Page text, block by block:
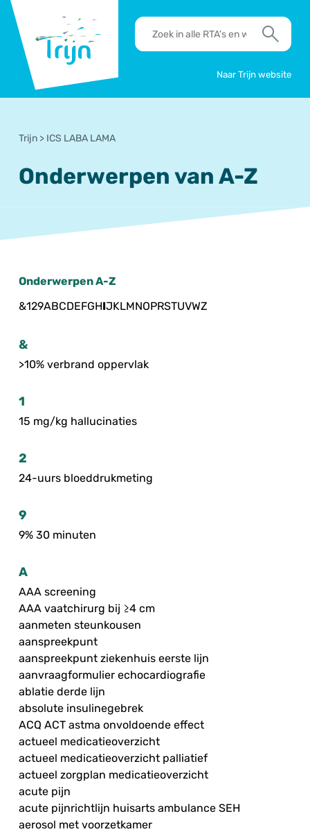
Trijn
RTA's
en
Zoek
Naar Trijn website
Trijn > ICS LABA LAMA
Onderwerpen van A-Z
Onderwerpen A-Z
&129ABCDEFGHIJKLMNOPRSTUVWZ
&
>10% verbrand oppervlak
1
15 mg/kg hallucinaties
2
24-uurs bloeddrukmeting
9
9% 30 minuten
A
AAA screening
AAA vaatchirurg bij ≥4 cm
aanmeten steunkousen
aanspreekpunt
aanspreekpunt ziekenhuis eerste lijn
aanvraagformulier echocardiografie
ablatie derde lijn
absolute insulinegebrek
ACQ ACT astma onvoldoende effect
actueel medicatieoverzicht
actueel medicatieoverzicht palliatief
actueel zorgplan medicatieoverzicht
acute pijn
acute pijnrichtlijn huisarts ambulance SEH
aerosol met voorzetkamer